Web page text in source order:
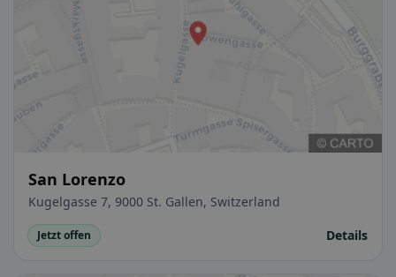
San Lorenzo
Kugelgasse 7, 9000 St. Gallen, Switzerland
Jetzt offen Details